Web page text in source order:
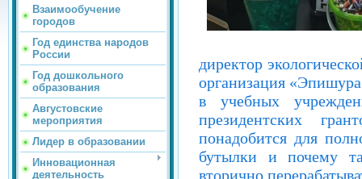
Взаимообучение
городов
Год единства народов
России
Год дошкольного
образования
Августовские
мероприятия
Лидер в образовании
Инновационная
деятельность
директор
организация
в учебных
президентских
понадобится для
бутылки и почему
вторично